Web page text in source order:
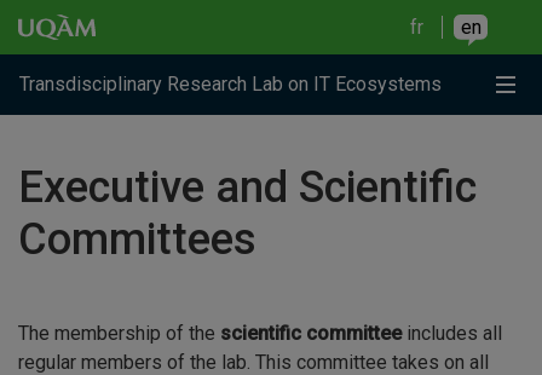
Raccourci vers le contenu
Raccourci vers le menu principal
Raccourci vers la recherche
Skip to main content
Skip to main menu
Skip to search
fr en
Transdisciplinary Research Lab on IT Ecosystems
Executive and Scientific
Committees
The membership of the scientific committeeincludes all
regular members of the lab. This committee takes on all